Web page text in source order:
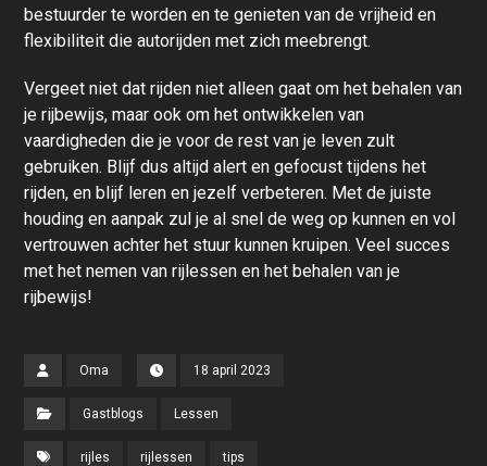
bestuurder te worden en te genieten van de vrijheid en
flexibiliteit die autorijden met zich meebrengt.
Vergeet niet dat rijden niet alleen gaat om het behalen van
je rijbewijs, maar ook om het ontwikkelen van
vaardigheden die je voor de rest van je leven zult
gebruiken. Blijf dus altijd alert en gefocust tijdens het
rijden, en blijf leren en jezelf verbeteren. Met de juiste
houding en aanpak zul je al snel de weg op kunnen en vol
vertrouwen achter het stuur kunnen kruipen. Veel succes
met het nemen van rijlessen en het behalen van je
rijbewijs!
Oma 18 april 2023
Gastblogs Lessen
rijles rijlessen tips